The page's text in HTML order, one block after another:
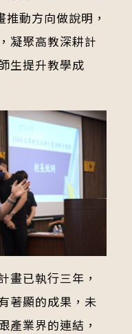
動方向做說明，
凝聚高教深耕計
生提升教學成
畫已執行三年，
著顯的成果，未
產業界的連結，